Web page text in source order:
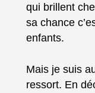
qui brillent
sa chance
enfants.
Mais je suis
ressort. En